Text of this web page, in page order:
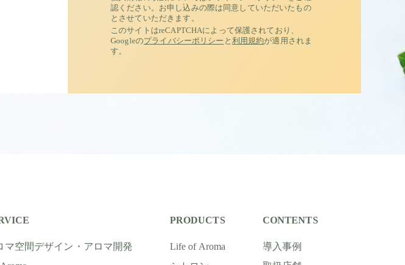
認ください。お申し込みの際は同意していただいたもの
とさせていただきます。
このサイトはreCAPTCHAによって保護されており、
Googleのプライバシーポリシー と 利用規約が適用されま
す。
マ空間デザイン・アロマ開発
PRODUCTS
Life of Aroma
CONTENTS
導入事例